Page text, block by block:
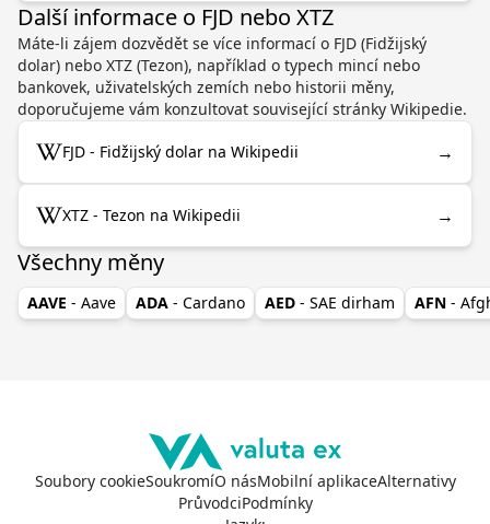
Další informace o FJD nebo XTZ
Máte-li zájem dozvědět se více informací o FJD (Fidžijský
dolar) nebo XTZ (Tezon), například o typech mincí nebo
bankovek, uživatelských zemích nebo historii měny,
doporučujeme vám konzultovat související stránky Wikipedie.
FJD - Fidžijský dolar na Wikipedii →
XTZ - Tezon na Wikipedii →
Všechny měny
AAVE - Aave ADA - Cardano AED - SAE dirham AFN -
Soubory cookieSoukromíO násMobilní aplikaceAlternativy
PrůvodciPodmínky